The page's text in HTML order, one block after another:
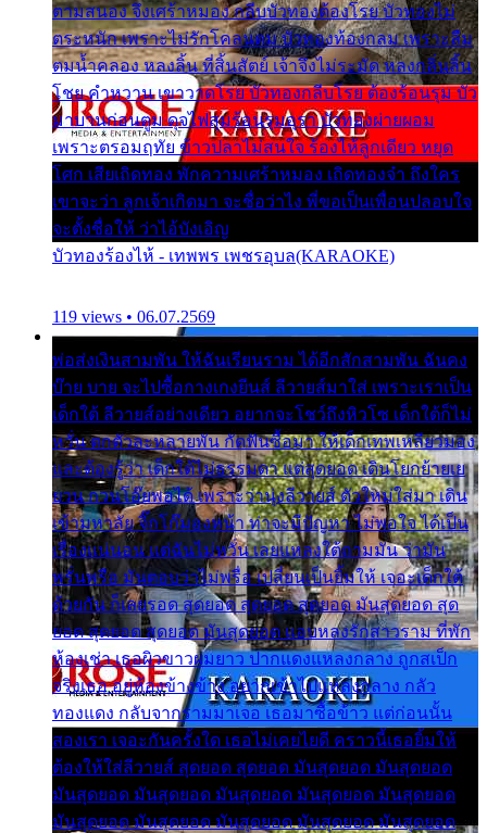
ตามสนอง จึงเศร้าหมอง กลีบบัวทองต้องโรย บัวทองไม่
ตระหนัก เพราะไม่รักโคลนตม บัวทองท้องกลม เพราะลืม
ตมน้ำคลอง หลงลิ้น ที่สิ้นสัตย์ เจ้าจึงไม่ระมัด หลงกลิ่นลิ้น
โชย คำหวาน เขาวาดโรย บัวทองกลีบโรย ต้องร้อนรุม บัว
มาบานก่อนตูม ดุจไฟสุมร้อนรุมอุรา บัวทองผ่ายผอม
เพราะตรอมฤทัย ข้าวปลาไม่สนใจ ร้องไห้ลูกเดียว หยุด
โศก เสียเถิดทอง พักความเศร้าหมอง เถิดทองจ๋า ถึงใคร
เขาจะว่า ลูกเจ้าเกิดมา จะชื่อว่าไง พี่ขอเป็นเพื่อนปลอบใจ
จะตั้งชื่อให้ ว่าไอ้บังเอิญ
บัวทองร้องไห้ - เทพพร เพชรอุบล(KARAOKE)
119 views • 06.07.2569
พ่อส่งเงินสามพัน ให้ฉันเรียนราม ได้อีกสักสามพัน ฉันคง
บ๊าย บาย จะไปซื้อกางเกงยีนส์ ลีวายส์มาใส่ เพราะเราเป็น
เด็กใต้ ลีวายส์อย่างเดียว อยากจะโชว์ถึงหิวโซ เด็กใต้ก็ไม่
หวั่น ตกตัวละหลายพัน กัดฟันซื้อมา ให้เด็กเทพเหลียวมอง
และต้องรู้ว่า เด็กใต้ไม่ธรรมดา แต่สุดยอด เดินโยกย้ายเย
ยวน กวนโอ๊ยพอได้ เพราะว่านุ่งลีวายส์ ตัวใหม่ใส่มา เดิน
เข้ามหาลัย จิ๊กโก๊มองหน้า ท่าจะมีปัญหา ไม่พอใจ ได้เป็น
เรื่องแน่นอน แต่ฉันไม่หวั่น เลยแหลงใต้ถามมัน ว่ามัน
พรั่นพรือ มันตอบว่าไม่พรื่อ เปลี่ยนเป็นยิ้มให้ เจอะเด็กใต้
ด้วยกัน ก็เลยรอด สุดยอด สุดยอด สุดยอด มันสุดยอด สุด
ยอด สุดยอด สุดยอด มันสุดยอด แอบหลงรักสาวราม ที่พัก
ห้องเช่า เธอผิวขาวผมยาว ปากแดงแหลงกลาง ถูกสเป็ก
จริงเธอ อยู่ห้องข้างข้าง อยากเข้าไปแหลงกลาง กลัว
ทองแดง กลับจากรามมาเจอ เธอมาซื้อข้าว แต่ก่อนนั้น
สองเรา เจอะกันครั้งใด เธอไม่เคยไยดี คราวนี้เธอยิ้มให้
ต้องให้ใส่ลีวายส์ สุดยอด สุดยอด มันสุดยอด มันสุดยอด
มันสุดยอด มันสุดยอด มันสุดยอด มันสุดยอด มันสุดยอด
มันสุดยอด มันสุดยอด มันสุดยอด มันสุดยอด มันสุดยอด